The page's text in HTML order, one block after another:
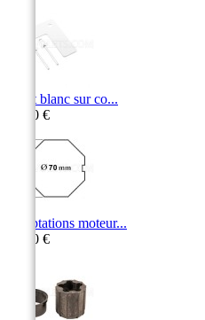
Arrêt blanc sur co...
16,50 €
Adaptations moteur...
15,40 €